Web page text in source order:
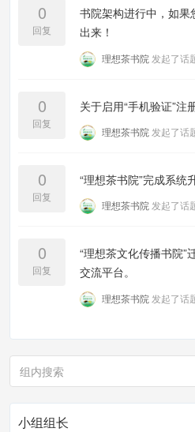
0
回复
书院架构进行中，如
出来！
理想茶书院 发起了话
0
回复
关于启用“手机验证”注
理想茶书院 发起了话
0
回复
“理想茶书院”完成系统
理想茶书院 发起了话
0
回复
“理想茶文化传播书院”
交流平台。
理想茶书院 发起了话
小组组长